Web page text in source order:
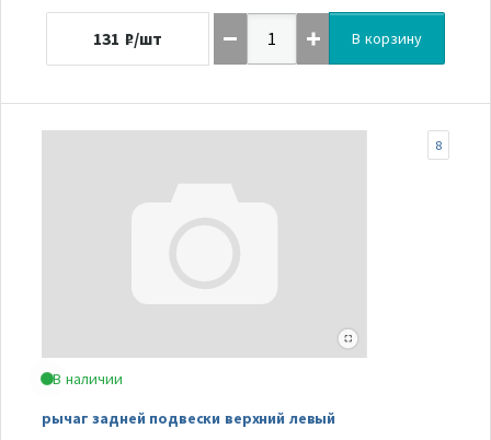
131 ₽/шт В корзину
В наличии
рычаг задней подвески верхний левый
8